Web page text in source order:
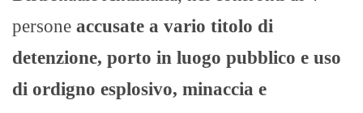
persone accusate a vario titolo di
detenzione, porto in luogo pubblico e uso
di ordigno esplosivo, minaccia e